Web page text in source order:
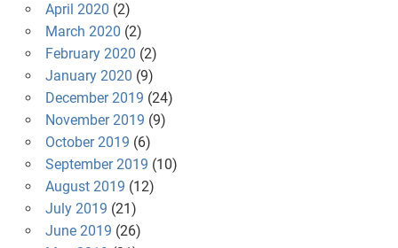
April 2020 (2)
March 2020 (2)
February 2020 (2)
January 2020 (9)
December 2019 (24)
November 2019 (9)
October 2019 (6)
September 2019 (10)
August 2019 (12)
July 2019 (21)
June 2019 (26)